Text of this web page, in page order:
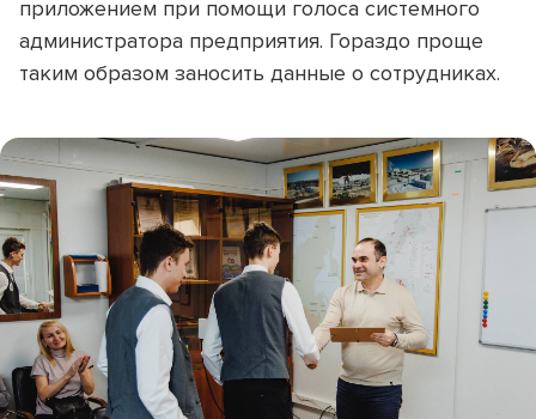
приложением при помощи голоса системного
администратора предприятия. Гораздо проще
таким образом заносить данные о сотрудниках.